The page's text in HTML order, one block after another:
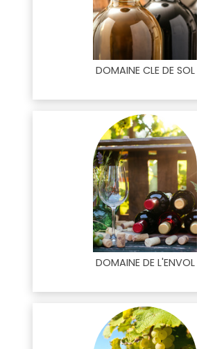
DOMAINE CLE DE SOL
DOMAINE DE L'ENVOL